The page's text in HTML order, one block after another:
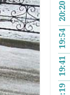
20:20
19:54
19:41